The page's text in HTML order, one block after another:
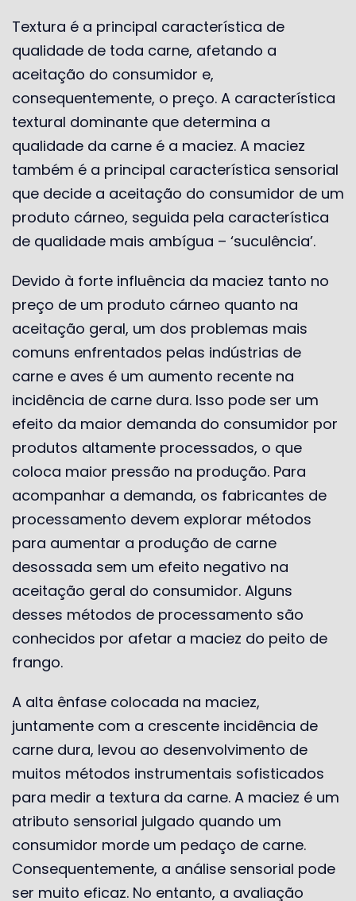
Textura é a principal característica de
qualidade de toda carne, afetando a
aceitação do consumidor e,
consequentemente, o preço. A característica
textural dominante que determina a
qualidade da carne é a maciez. A maciez
também é a principal característica sensorial
que decide a aceitação do consumidor de um
produto cárneo, seguida pela característica
de qualidade mais ambígua – ‘suculência’.
Devido à forte influência da maciez tanto no
preço de um produto cárneo quanto na
aceitação geral, um dos problemas mais
comuns enfrentados pelas indústrias de
carne e aves é um aumento recente na
incidência de carne dura. Isso pode ser um
efeito da maior demanda do consumidor por
produtos altamente processados, o que
coloca maior pressão na produção. Para
acompanhar a demanda, os fabricantes de
processamento devem explorar métodos
para aumentar a produção de carne
desossada sem um efeito negativo na
aceitação geral do consumidor. Alguns
desses métodos de processamento são
conhecidos por afetar a maciez do peito de
frango.
A alta ênfase colocada na maciez,
juntamente com a crescente incidência de
carne dura, levou ao desenvolvimento de
muitos métodos instrumentais sofisticados
para medir a textura da carne. A maciez é um
atributo sensorial julgado quando um
consumidor morde um pedaço de carne.
Consequentemente, a análise sensorial pode
ser muito eficaz. No entanto, a avaliação